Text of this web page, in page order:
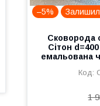
–5%
Сковорода
Сітон
емальована
1